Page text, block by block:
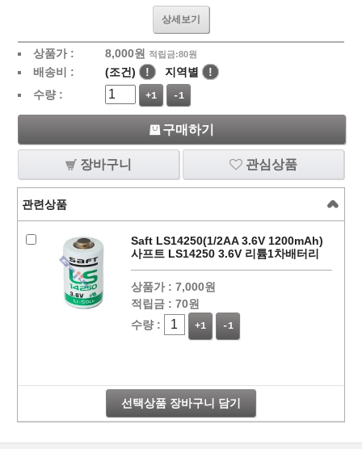
상세보기
상품가 : 8,000원 적립금:80원
배송비 : (조건) ! 지역별
!
수량 :
+1 -1
구매하기
장바구니 관심상품
관련상품
Saft LS14250(1/2AA 3.6V 1200mAh)
사프트 LS14250 3.6V 리튬1차배터리
상품가 : 7,000원
적립금 : 70원
수량 :
+1 -1
선택상품 장바구니 담기